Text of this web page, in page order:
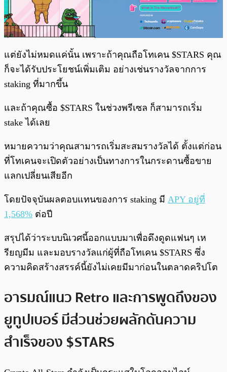
แต่ยังไม่หมดแค่นั้น เพราะถ้าคุณถือโทเคน $STARS คุณ
ก็จะได้รับประโยชน์เพิ่มเติม อย่างเช่นรางวัลจากการ
staking ที่มากขึ้น
และถ้าคุณซื้อ $STARS ในช่วงพรีเซล ก็สามารถเริ่ม
stake ได้เลย
หมายความว่าคุณสามารถเริ่มสะสมรางวัลได้ ตั้งแต่ก่อน
ที่โทเคนจะเปิดตัวอย่างเป็นทางการในกระดานซื้อขาย
แลกเปลี่ยนเสียอีก
โดยปัจจุบันผลตอบแทนของการ staking มี APY อยู่ที่
1,568% ต่อปี
สรุปได้ว่าระบบนิเวศนี้ออกแบบมาเพื่อดึงดูดแฟนๆ เห
รียญมีม และมอบรางวัลแก่ผู้ที่ถือโทเคน $STARS ซึ่ง
ความคิดสร้างสรรค์นี้ยังไม่เคยมีมาก่อนในตลาดคริปโต
อารมณ์แนว Retro และการพูดถึงของ
ยูทูปเบอร์ มีส่วนช่วยผลักดันความ
สำเร็จของ $STARS